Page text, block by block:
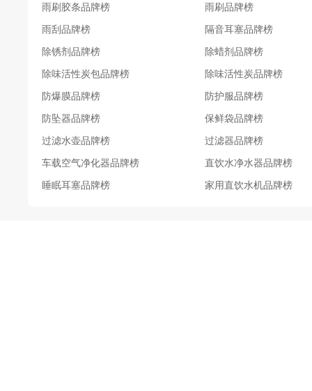
雨刷胶条品牌榜
雨刷品牌榜
雨刮品牌榜
隔音耳塞品牌榜
除锈剂品牌榜
除蜡剂品牌榜
除味活性炭包品牌榜
除味活性炭品牌榜
防爆膜品牌榜
防护服品牌榜
防坠器品牌榜
保鲜袋品牌榜
过滤水壶品牌榜
过滤器品牌榜
车载空气净化器品牌榜
直饮水净水器品牌榜
睡眠耳塞品牌榜
家用直饮水机品牌榜